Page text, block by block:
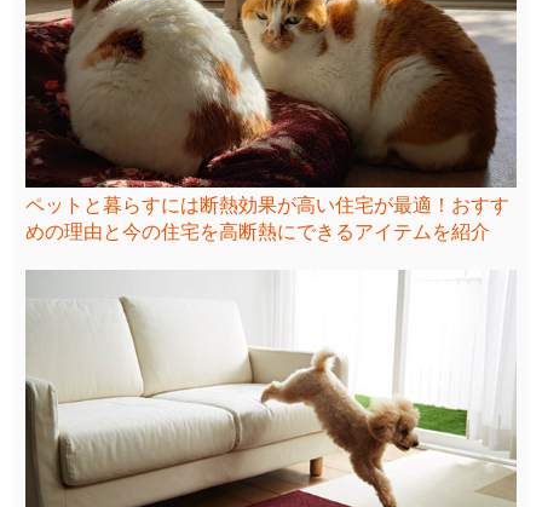
ペットと暮らすには断熱効果が高い住宅が最適！おすす
めの理由と今の住宅を高断熱にできるアイテムを紹介